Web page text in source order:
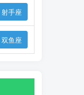
射手座
双鱼座